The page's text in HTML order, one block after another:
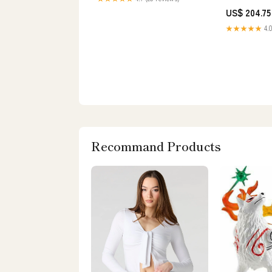
Rescate
US$ 204.75
★★★★★
Recommand Products